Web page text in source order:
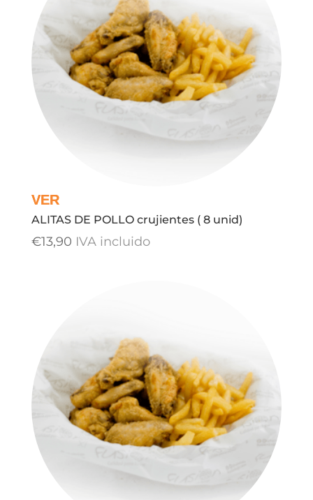
ALITAS DE POLLO crujientes ( 8 unid)
€13,90 IVA incluido